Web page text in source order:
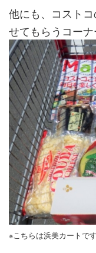
他にも、コスト
せてもらうコーナ
※こちらは浜美カートで